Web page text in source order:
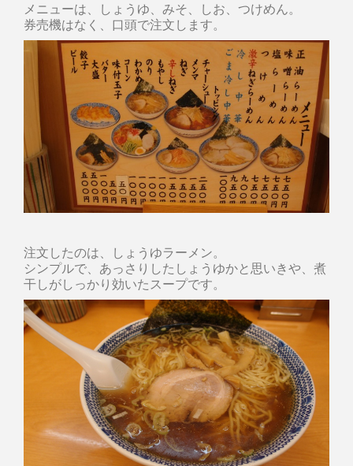
メニューは、しょうゆ、みそ、しお、つけめん。
券売機はなく、口頭で注文します。
注文したのは、しょうゆラーメン。
シンプルで、あっさりしたしょうゆかと思いきや、煮
干しがしっかり効いたスープです。